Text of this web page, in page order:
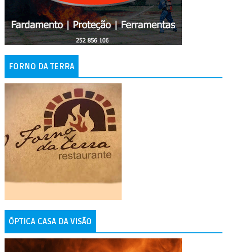
FORNO DA TERRA
ÓPTICA CASA DA VISÃO